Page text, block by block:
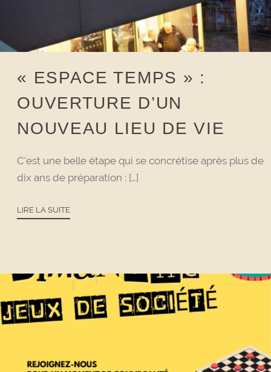
« ESPACE TEMPS » :
OUVERTURE D’UN
NOUVEAU LIEU DE VIE
C’est une belle étape qui se concrétise après plus de
dix ans de préparation : […]
LIRE LA SUITE